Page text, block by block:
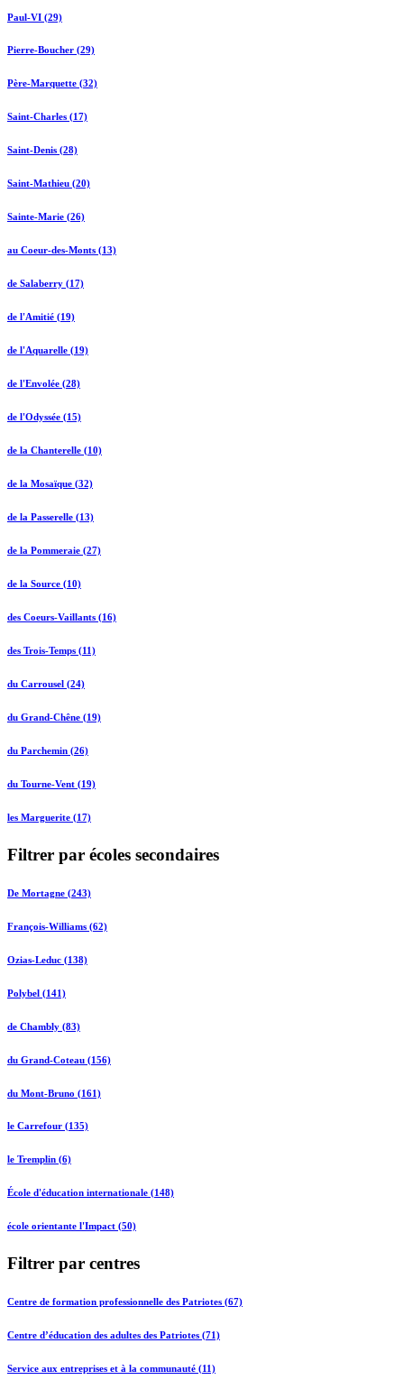
Paul-VI (29)
Pierre-Boucher (29)
Père-Marquette (32)
Saint-Charles (17)
Saint-Denis (28)
Saint-Mathieu (20)
Sainte-Marie (26)
au Coeur-des-Monts (13)
de Salaberry (17)
de l'Amitié (19)
de l'Aquarelle (19)
de l'Envolée (28)
de l'Odyssée (15)
de la Chanterelle (10)
de la Mosaïque (32)
de la Passerelle (13)
de la Pommeraie (27)
de la Source (10)
des Coeurs-Vaillants (16)
des Trois-Temps (11)
du Carrousel (24)
du Grand-Chêne (19)
du Parchemin (26)
du Tourne-Vent (19)
les Marguerite (17)
Filtrer par écoles secondaires
De Mortagne (243)
François-Williams (62)
Ozias-Leduc (138)
Polybel (141)
de Chambly (83)
du Grand-Coteau (156)
du Mont-Bruno (161)
le Carrefour (135)
le Tremplin (6)
École d'éducation internationale (148)
école orientante l'Impact (50)
Filtrer par centres
Centre de formation professionnelle des Patriotes (67)
Centre d’éducation des adultes des Patriotes (71)
Service aux entreprises et à la communauté (11)